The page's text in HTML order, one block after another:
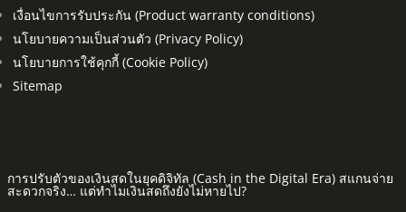
เงื่อนไขการรับประกัน (Product warranty conditions)
นโยบายความเป็นส่วนตัว (Privacy Policy)
นโยบายการใช้คุกกี้ (Cookie Policy)
Sitemap
การปรับตัวของเงินสดในยุคดิจิทัล (Cash in the Digital Era) สแกนจ่าย
สะดวกจริง… แต่ทำไมเงินสดถึงยังไม่หายไป?